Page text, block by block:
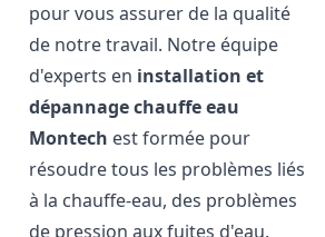
pour vous assurer de la qualité
de notre travail. Notre équipe
d'experts en installation et
dépannage chauffe eau
Montech est formée pour
résoudre tous les problèmes liés
à la chauffe-eau, des problèmes
de pression aux fuites d'eau.